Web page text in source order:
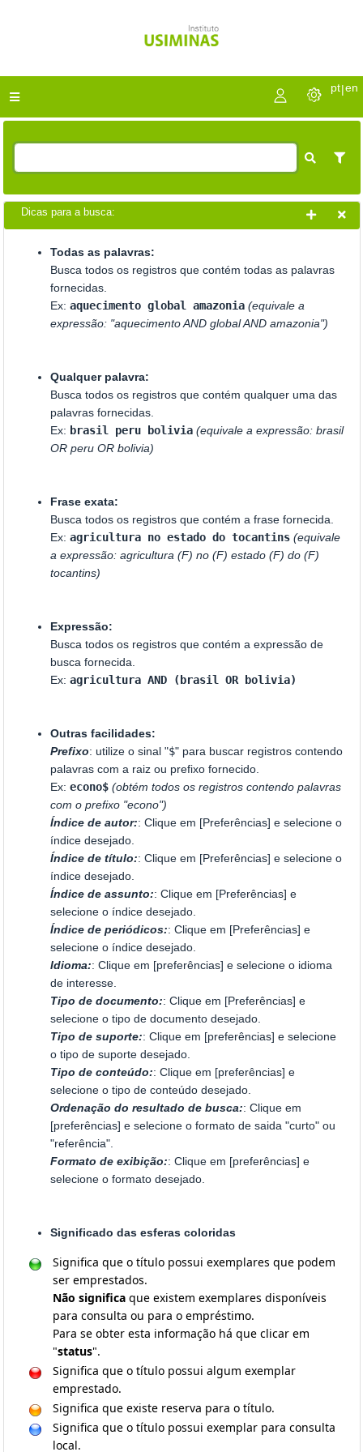
pt|en
Dicas para a busca:
Todas as palavras:
Busca todos os registros que contém todas as palavras
fornecidas.
Ex: aquecimento global amazonia (equivale a
expressão: "aquecimento AND global AND amazonia")
Qualquer palavra:
Busca todos os registros que contém qualquer uma das
palavras fornecidas.
Ex: brasil peru bolivia (equivale a expressão: brasil
OR peru OR bolivia)
Frase exata:
Busca todos os registros que contém a frase fornecida.
Ex: agricultura no estado do tocantins (equivale
a expressão: agricultura (F) no (F) estado (F) do (F)
tocantins)
Expressão:
Busca todos os registros que contém a expressão de
busca fornecida.
Ex: agricultura AND (brasil OR bolivia)
Outras facilidades:
Prefixo: utilize o sinal "$" para buscar registros contendo
palavras com a raiz ou prefixo fornecido.
Ex: econo$ (obtém todos os registros contendo palavras
com o prefixo "econo")
Índice de autor:: Clique em [Preferências] e selecione o
índice desejado.
Índice de título:: Clique em [Preferências] e selecione o
índice desejado.
Índice de assunto:: Clique em [Preferências] e
selecione o índice desejado.
Índice de periódicos:: Clique em [Preferências] e
selecione o índice desejado.
Idioma:: Clique em [preferências] e selecione o idioma
de interesse.
Tipo de documento:: Clique em [Preferências] e
selecione o tipo de documento desejado.
Tipo de suporte:: Clique em [preferências] e selecione
o tipo de suporte desejado.
Tipo de conteúdo:: Clique em [preferências] e
selecione o tipo de conteúdo desejado.
Ordenação do resultado de busca:: Clique em
[preferências] e selecione o formato de saida "curto" ou
"referência".
Formato de exibição:: Clique em [preferências] e
selecione o formato desejado.
Significado das esferas coloridas
Significa que o título possui exemplares que podem
ser emprestados.
Não significa que existem exemplares disponíveis
para consulta ou para o empréstimo.
Para se obter esta informação há que clicar em
"status".
Significa que o título possui algum exemplar
emprestado.
Significa que existe reserva para o título.
Significa que o título possui exemplar para consulta
local.